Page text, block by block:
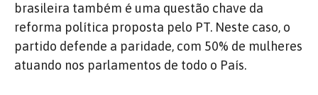
brasileira também é uma questão chave da
reforma política proposta pelo PT. Neste caso, o
partido defende a paridade, com 50% de mulheres
atuando nos parlamentos de todo o País.